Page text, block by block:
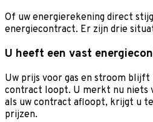
Of uw energierekening direct
energiecontract. Er zijn drie
U heeft een vast
Uw prijs voor gas en stroom
contract loopt. U merkt nu niets
als uw contract afloopt, krijgt u
prijzen.